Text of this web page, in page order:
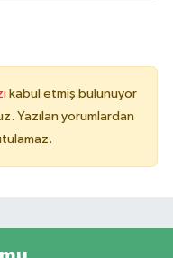
kabul etmiş bulunuyor
Yazılan yorumlardan